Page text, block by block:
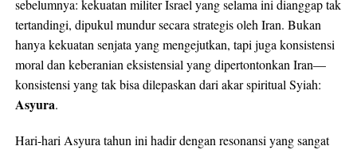
sebelumnya: kekuatan militer Israel yang selama ini dianggap tak
tertandingi, dipukul mundur secara strategis oleh Iran. Bukan
hanya kekuatan senjata yang mengejutkan, tapi juga konsistensi
moral dan keberanian eksistensial yang dipertontonkan Iran—
konsistensi yang tak bisa dilepaskan dari akar spiritual Syiah:
Asyura.
Hari-hari Asyura tahun ini hadir dengan resonansi yang sangat